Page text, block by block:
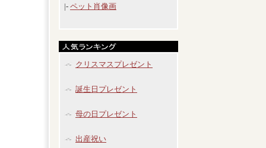
|- ペット肖像画
クリスマスプレゼント
誕生日プレゼント
母の日プレゼント
出産祝い